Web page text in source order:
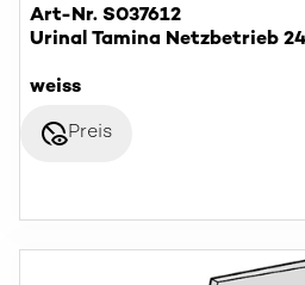
Art-Nr. S037612
Urinal Tamina Netzbetrieb
weiss
disabled_visiblePreis